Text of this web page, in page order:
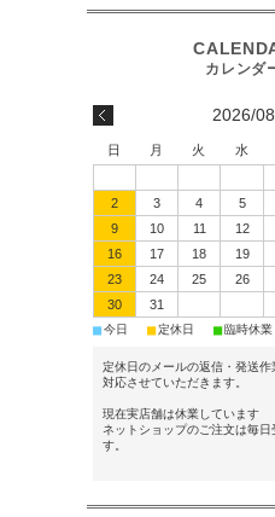
2026/08
日 月 火 水
2
3 4 5
9
10 11 12
16
17 18 19
23
24 25 26
30
31
■今日 ■定休日 ■臨時休業
定休日のメールの返信・発送作
対応させていただきます。
現在実店舗は休業しています
ネットショップのご注文は毎日
す。